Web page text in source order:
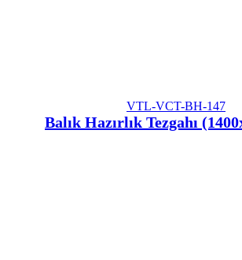
VTL-VCT-BH-147
Balık Hazırlık Tezgahı